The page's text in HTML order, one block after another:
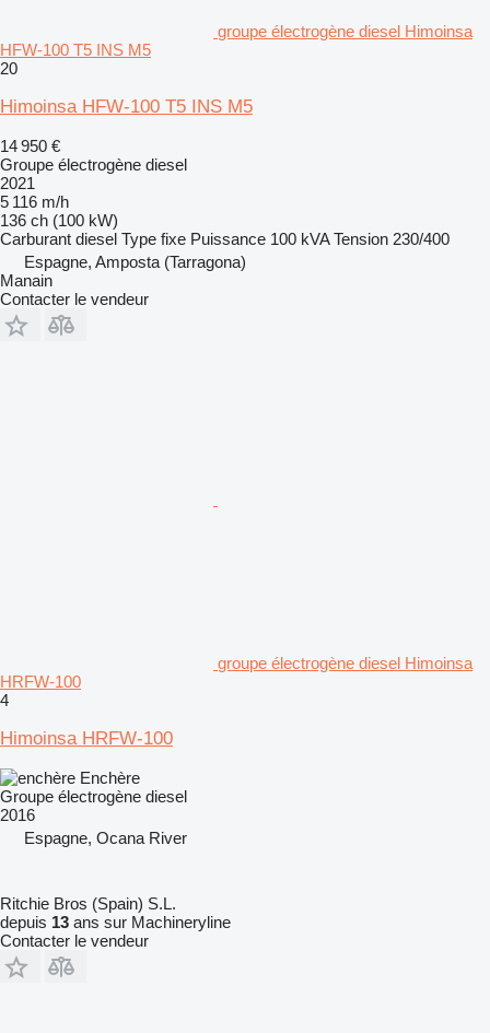
groupe électrogène diesel Himoinsa
HFW-100 T5 INS M5
20
Himoinsa HFW-100 T5 INS M5
14 950 €
Groupe électrogène diesel
2021
5 116 m/h
136 ch (100 kW)
Carburant diesel Type fixe Puissance 100 kVA Tension 230/400
Espagne, Amposta (Tarragona)
Manain
Contacter le vendeur
groupe électrogène diesel Himoinsa
HRFW-100
4
Himoinsa HRFW-100
Enchère
Groupe électrogène diesel
2016
Espagne, Ocana River
Ritchie Bros (Spain) S.L.
depuis 13 ans sur Machineryline
Contacter le vendeur